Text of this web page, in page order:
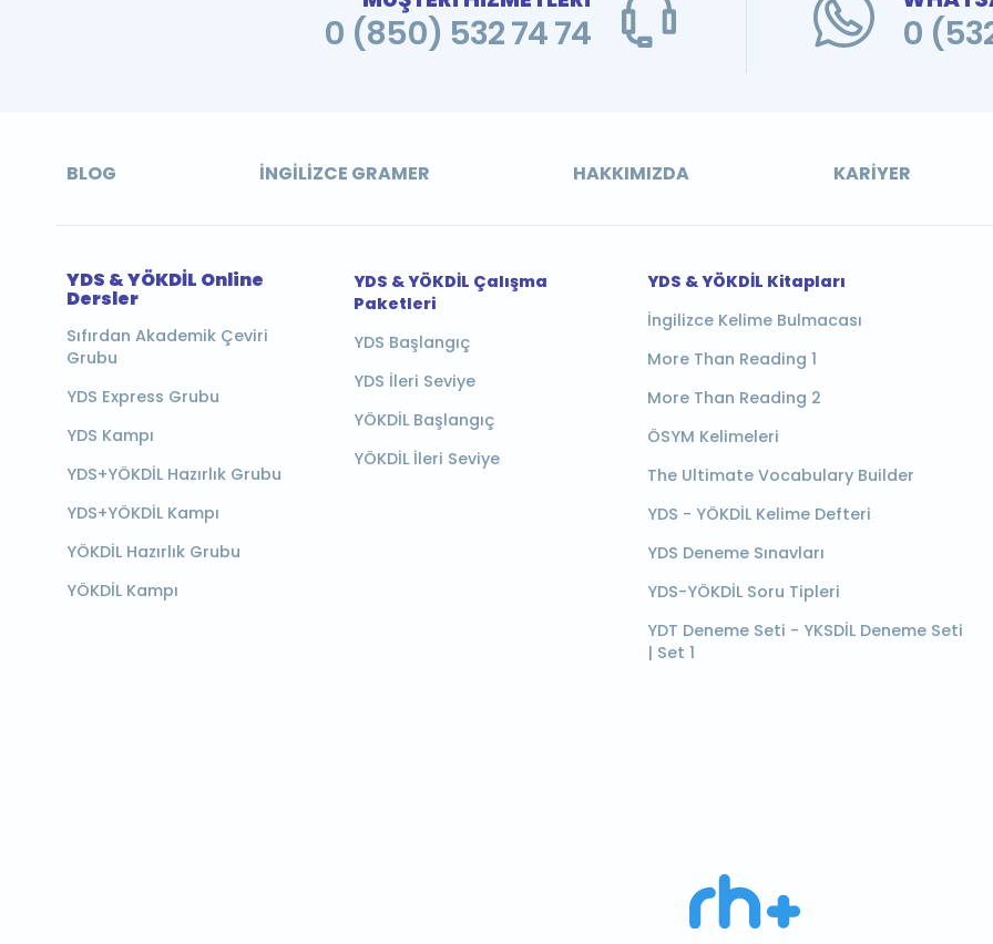
0 (850) 532 74 74 0
BLOG İNGILIZCE GRAMER HAKKIMIZDA KARIYER
YDS & YÖKDİL Online
Dersler
Sıfırdan Akademik Çeviri
Grubu
YDS Express Grubu
YDS Kampı
YDS+YÖKDİL Hazırlık Grubu
YDS+YÖKDİL Kampı
YÖKDİL Hazırlık Grubu
YÖKDİL Kampı
YDS & YÖKDİL Çalışma
Paketleri
YDS Başlangıç
YDS İleri Seviye
YÖKDİL Başlangıç
YÖKDİL İleri Seviye
YDS & YÖKDİL Kitapları
İngilizce Kelime Bulmacası
More Than Reading 1
More Than Reading 2
ÖSYM Kelimeleri
The Ultimate Vocabulary Builder
YDS - YÖKDİL Kelime Defteri
YDS Deneme Sınavları
YDS-YÖKDİL Soru Tipleri
YDT Deneme Seti - YKSDİL Deneme Seti
| Set 1